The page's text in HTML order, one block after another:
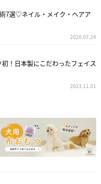
7選♡ネイル・メイク・ヘアア
2020.07.24
！日本製にこだわったフェイス
2023.11.01